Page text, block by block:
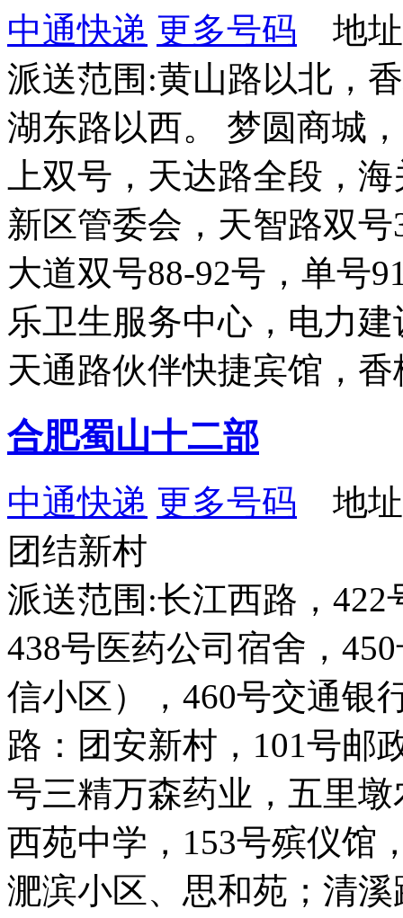
中通快递 更多号码 地址
派送范围:黄山路以北，
湖东路以西。 梦圆商城
上双号，天达路全段，
新区管委会，天智路双
大道双号88-92号，单号
乐卫生服务中心，电力
天通路伙伴快捷宾馆，
合肥蜀山十二部
中通快递 更多号码 地址
团结新村
派送范围:长江西路，422
438号医药公司宿舍，
信小区），460号交通银
路：团安新村，101号邮
号三精万森药业，五里
西苑中学，153号殡仪馆
淝滨小区、思和苑；清